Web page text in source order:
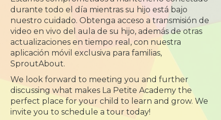
durante todo el día mientras su hijo está bajo
nuestro cuidado. Obtenga acceso a transmisión de
video en vivo del aula de su hijo, además de otras
actualizaciones en tiempo real, con nuestra
aplicación móvil exclusiva para familias,
SproutAbout.
We look forward to meeting you and further
discussing what makes La Petite Academy the
perfect place for your child to learn and grow. We
invite you to schedule a tour today!